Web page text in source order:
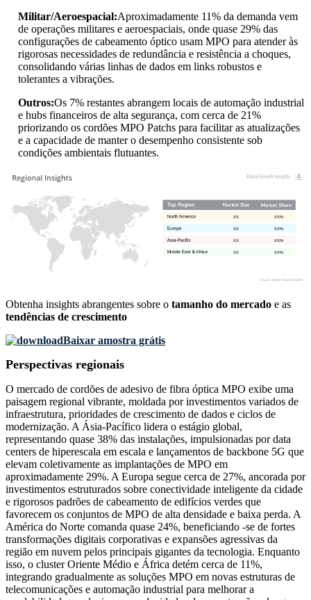
Militar/Aeroespacial:Aproximadamente 11% da demanda vem
de operações militares e aeroespaciais, onde quase 29% das
configurações de cabeamento óptico usam MPO para atender às
rigorosas necessidades de redundância e resistência a choques,
consolidando várias linhas de dados em links robustos e
tolerantes a vibrações.
Outros:Os 7% restantes abrangem locais de automação industrial
e hubs financeiros de alta segurança, com cerca de 21%
priorizando os cordões MPO Patchs para facilitar as atualizações
e a capacidade de manter o desempenho consistente sob
condições ambientais flutuantes.
XX%
XX
XX%
XX
XX%
XX
XX%
XX
Obtenha insights abrangentes sobre o tamanho do mercado e as
tendências de crescimento
Baixar amostra grátis
Perspectivas regionais
O mercado de cordões de adesivo de fibra óptica MPO exibe uma
paisagem regional vibrante, moldada por investimentos variados de
infraestrutura, prioridades de crescimento de dados e ciclos de
modernização. A Ásia-Pacífico lidera o estágio global,
representando quase 38% das instalações, impulsionadas por data
centers de hiperescala em escala e lançamentos de backbone 5G que
elevam coletivamente as implantações de MPO em
aproximadamente 29%. A Europa segue cerca de 27%, ancorada por
investimentos estruturados sobre conectividade inteligente da cidade
e rigorosos padrões de cabeamento de edifícios verdes que
favorecem os conjuntos de MPO de alta densidade e baixa perda. A
América do Norte comanda quase 24%, beneficiando -se de fortes
transformações digitais corporativas e expansões agressivas da
região em nuvem pelos principais gigantes da tecnologia. Enquanto
isso, o cluster Oriente Médio e África detém cerca de 11%,
integrando gradualmente as soluções MPO em novas estruturas de
telecomunicações e automação industrial para melhorar a